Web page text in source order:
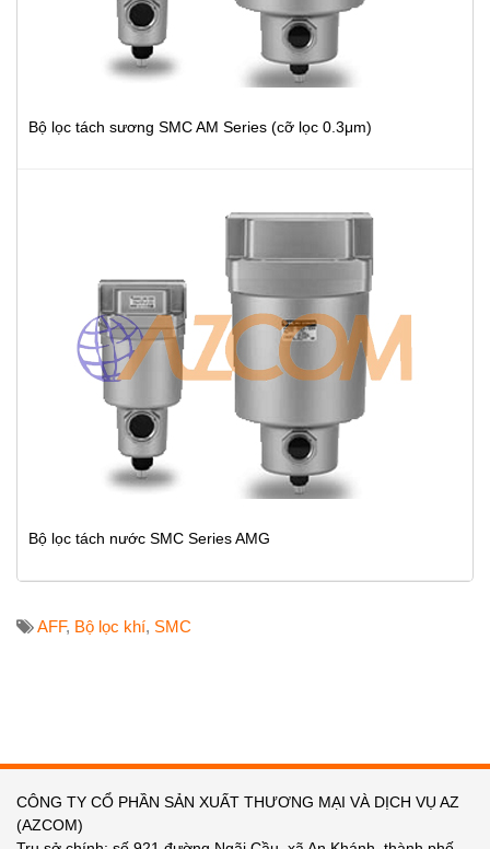
Bộ lọc tách sương SMC AM Series (cỡ lọc 0.3μm)
Bộ lọc tách nước SMC Series AMG
AFF, Bộ lọc khí, SMC
CÔNG TY CỔ PHẦN SẢN XUẤT THƯƠNG MẠI VÀ DỊCH VỤ AZ
(AZCOM)